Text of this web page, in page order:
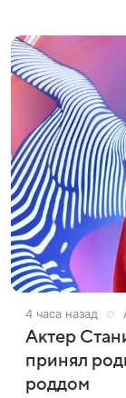
4 часа назад
Актер
принял
роддом